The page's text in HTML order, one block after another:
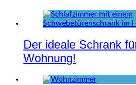
Der ideale Schrank
Wohnung!